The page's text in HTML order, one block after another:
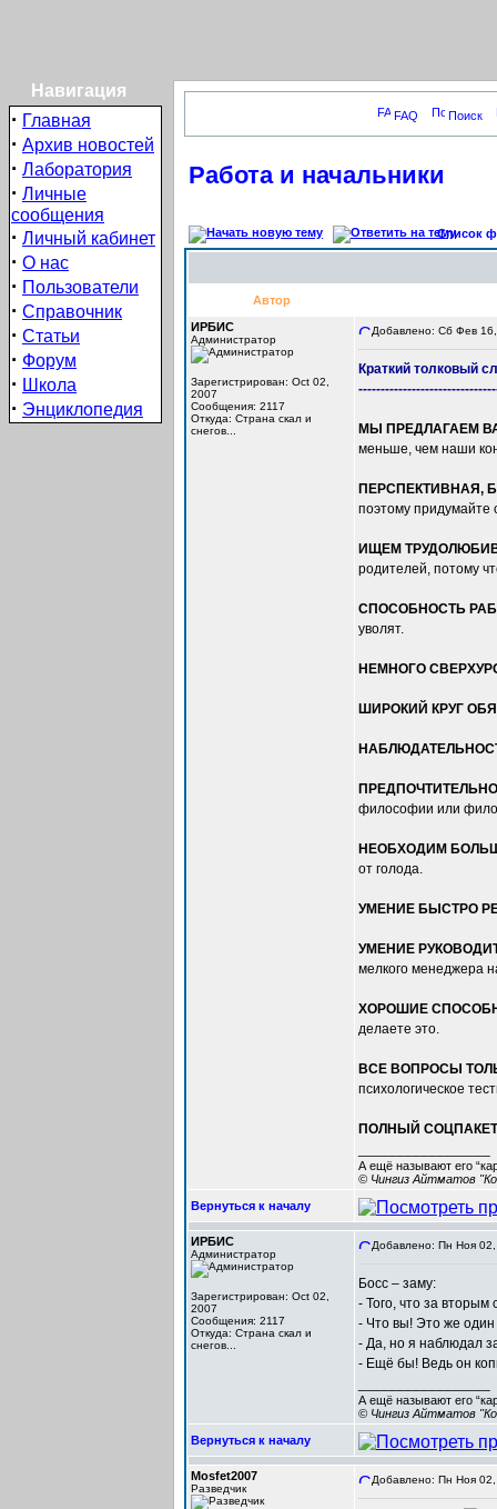
Навигация
· Главная
· Архив новостей
· Лаборатория
· Личные
сообщения
· Личный кабинет
· О нас
· Пользователи
· Справочник
· Статьи
· Форум
· Школа
· Энциклопедия
FAQ Поиск
Работа и начальники
Список
Автор
ИРБИС
Администратор
Зарегистрирован: Oct 02,
2007
Сообщения: 2117
Откуда: Cтрана скал и
снегов...
Добавлено: Сб Фев
Краткий толковый
МЫ ПРЕДЛАГАЕМ
меньше, чем наши
ПЕРСПЕКТИВНАЯ,
поэтому придумайте
ИЩЕМ
родителей, потому
СПОСОБНОСТЬ
уволят.
НЕМНОГО
ШИРОКИЙ КРУГ
философии или
НЕОБХОДИМ
от голода.
УМЕНИЕ БЫСТРО
УМЕНИЕ
мелкого менеджера
ХОРОШИЕ
делаете это.
ВСЕ ВОПРОСЫ
психологическое
ПОЛНЫЙ СОЦПАКЕТ
А ещё называют его
© Чингиз Айтматов
Вернуться к началу
ИРБИС
Администратор
Зарегистрирован: Oct 02,
2007
Сообщения: 2117
Откуда: Cтрана скал и
снегов...
Добавлено: Пн Ноя
Босс – заму:
- Того, что за вторым
- Что вы! Это же один
- Да, но я наблюдал
- Ещё бы! Ведь он
А ещё называют его
© Чингиз Айтматов
Вернуться к началу
Mosfet2007
Разведчик
Добавлено: Пн Ноя